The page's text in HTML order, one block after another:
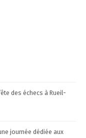
des échecs à Rueil-
journée dédiée aux